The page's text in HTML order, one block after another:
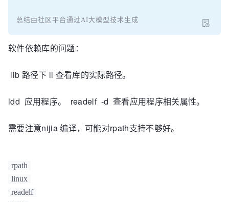
总结由社区平台通过AI大模型技术生成
软件依赖库的问题：
lib 路径下 ll 查看库的实际路径。
ldd 应用程序。 readelf -d 查看应用程序相关属性。
需要注意nijia 编译，可能对rpath支持不够好。
rpath
linux
readelf